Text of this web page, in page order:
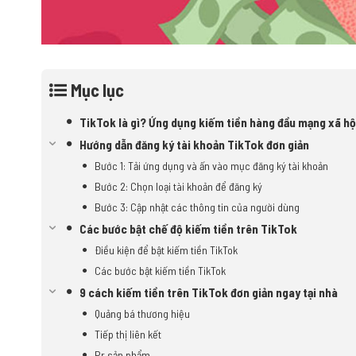
Mục lục
TikTok là gì? Ứng dụng kiếm tiền hàng đầu mạng xã
Hướng dẫn đăng ký tài khoản TikTok đơn giản
Bước 1: Tải ứng dụng và ấn vào mục đăng ký tài khoản
Bước 2: Chọn loại tài khoản để đăng ký
Bước 3: Cập nhật các thông tin của người dùng
Các bước bật chế độ kiếm tiền trên TikTok
Điều kiện để bật kiếm tiền TikTok
Các bước bật kiếm tiền TikTok
9 cách kiếm tiền trên TikTok đơn giản ngay tại nhà
Quảng bá thương hiệu
Tiếp thị liên kết